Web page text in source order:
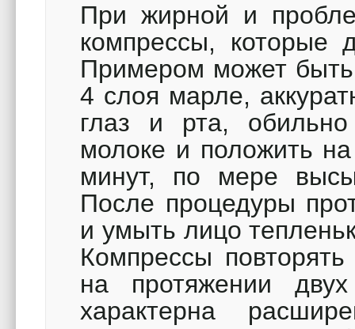
При жирной и
компрессы, которые
Примером может
4 слоя марле,
глаз и рта,
молоке и положить
минут, по мере
После процедуры
и умыть лицо
Компрессы
на протяжении
характерна